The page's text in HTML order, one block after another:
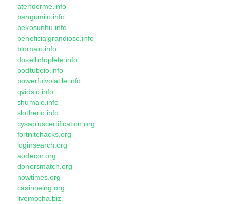
atenderme.info
bangumiio.info
bekosunhu.info
beneficialgrandiose.info
blomaio.info
dosellinfoplete.info
podtubeio.info
powerfulvolatile.info
qvidsio.info
shumaio.info
slotherio.info
cysapluscertification.org
fortnitehacks.org
loginsearch.org
aodecor.org
donorsmatch.org
nowtimes.org
casinoeing.org
livemocha.biz